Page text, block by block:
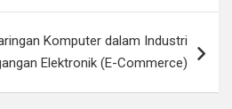
Komputer dalam Industri
Elektronik (E-Commerce)